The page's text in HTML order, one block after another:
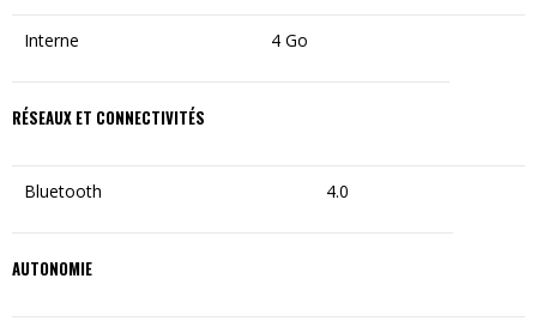
Interne 4 Go
RÉSEAUX ET CONNECTIVITÉS
Bluetooth 4.0
AUTONOMIE